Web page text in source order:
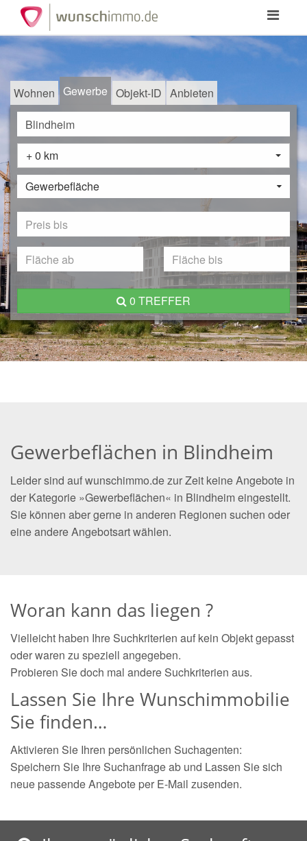
Toggle
Wohnen Gewerbe Objekt-ID Anbieten
+ 0 km
Gewerbefläche
0 TREFFER
Gewerbeflächen in Blindheim
Leider sind auf wunschimmo.de zur Zeit keine Angebote in
der Kategorie »Gewerbeflächen« in Blindheim eingestellt.
Sie können aber gerne in anderen Regionen suchen oder
eine andere Angebotsart wählen.
Woran kann das liegen ?
Vielleicht haben Ihre Suchkriterien auf kein Objekt gepasst
oder waren zu speziell angegeben.
Probieren Sie doch mal andere Suchkriterien aus.
Lassen Sie Ihre Wunschimmobilie
Sie finden…
Aktivieren Sie Ihren persönlichen Suchagenten:
Speichern Sie Ihre Suchanfrage ab und Lassen Sie sich
neue passende Angebote per E-Mail zusenden.